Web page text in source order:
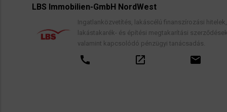
LBS Immobilien-GmbH NordWest
Ingatlanközvetítés, lakáscélú finanszírozási hitelek,
lakástakarék- és építési megtakarítási szerződések,
valamint kapcsolódó pénzügyi tanácsadás.